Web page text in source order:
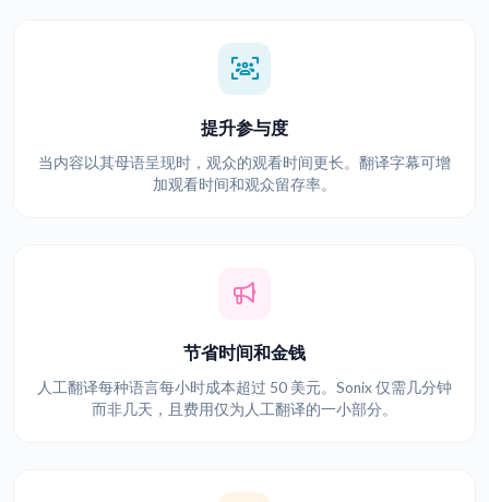
提升参与度
当内容以其母语呈现时，观众的观看时间更长。翻译字幕可增
加观看时间和观众留存率。
节省时间和金钱
人工翻译每种语言每小时成本超过 50 美元。Sonix 仅需几分钟
而非几天，且费用仅为人工翻译的一小部分。